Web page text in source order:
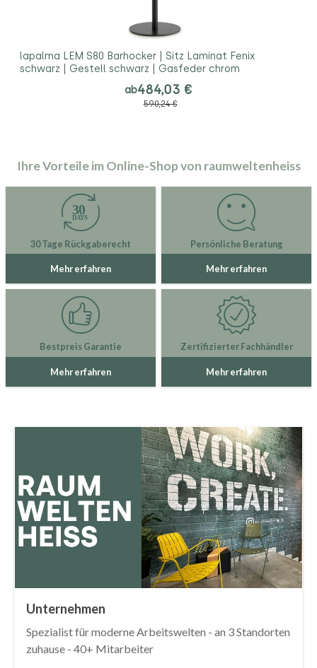
lapalma LEM S80 Barhocker | Sitz Laminat Fenix
schwarz | Gestell schwarz | Gasfeder chrom
ab484,03 €
590,24 €
Ihre Vorteile im Online-Shop von raumweltenheiss
30 Tage Rückgaberecht
Mehr erfahren
Persönliche Beratung
Mehr erfahren
Bestpreis Garantie
Mehr erfahren
Zertifizierter Fachhändler
Mehr erfahren
Unternehmen
Spezialist für moderne Arbeitswelten - an 3 Standorten
zuhause - 40+ Mitarbeiter